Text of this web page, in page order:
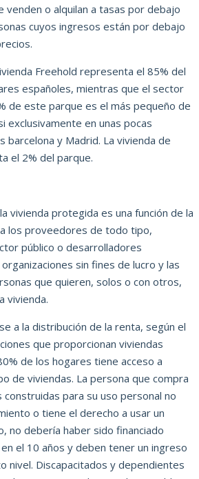
venden o alquilan a tasas por debajo
cuyos ingresos están por debajo
Freehold representa el 85% del
españoles, mientras que el sector
de este parque es el más pequeño de
exclusivamente en unas pocas
barcelona y Madrid. La vivienda de
el 2% del parque.
vivienda protegida es una función de la
los proveedores de todo tipo,
público o desarrolladores
sin fines de lucro y las
que quieren, solos o con otros,
vivienda.
a la distribución de la renta, según el
que proporcionan viviendas
de los hogares tiene acceso a
de viviendas. La persona que compra
para su uso personal no
o tiene el derecho a usar un
no debería haber sido financiado
el 10 años y deben tener un ingreso
nivel. Discapacitados y dependientes